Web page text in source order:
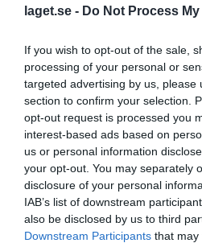
laget.se - Do Not Process
If you wish to opt-out of the sale,
processing of your personal or
targeted advertising by us, please
section to confirm your selection.
opt-out request is processed you
interest-based ads based on
us or personal information
your opt-out. You may separately
disclosure of your personal
IAB’s list of downstream
also be disclosed by us to third
Downstream Participants that may
Jumpyard 2019 - 11
Senast uppdaterade album
Familjeträning 8/10-2022
6 bilder